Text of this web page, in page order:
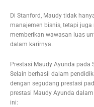
Di Stanford, Maudy tidak
manajemen bisnis, tetapi
memberikan wawasan luas
dalam karirnya.
Prestasi Maudy Ayunda pada
Selain berhasil dalam
dengan segudang prestasi
prestasi Maudy Ayunda
ini: